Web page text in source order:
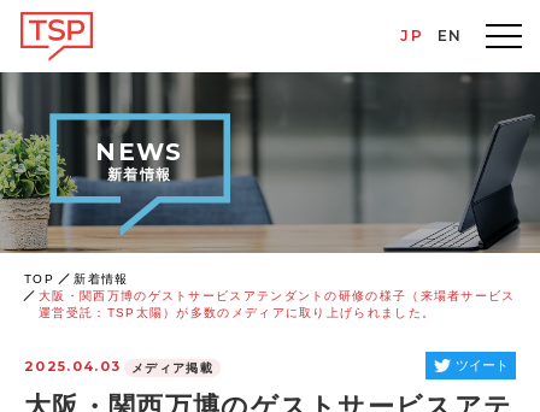
JP EN
NEWS
新着情報
TOP
新着情報
大阪・関西万博のゲストサービスアテンダントの研修の様子（来場者サービス
運営受託：TSP太陽）が多数のメディアに取り上げられました。
2025.04.03 メディア掲載 ツイート